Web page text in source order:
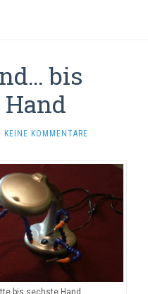
bis
Hand
KEINE KOMMENTARE
bis sechste Hand